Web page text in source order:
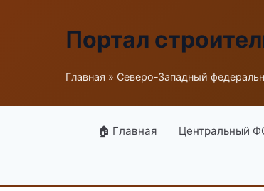
Портал
Главная » Северо-Западный
🏠 Главная Центральный